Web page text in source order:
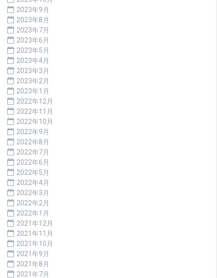
2023年9月
2023年8月
2023年7月
2023年6月
2023年5月
2023年4月
2023年3月
2023年2月
2023年1月
2022年12月
2022年11月
2022年10月
2022年9月
2022年8月
2022年7月
2022年6月
2022年5月
2022年4月
2022年3月
2022年2月
2022年1月
2021年12月
2021年11月
2021年10月
2021年9月
2021年8月
2021年7月